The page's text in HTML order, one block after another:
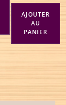
AJOUTER
AU
PANIER